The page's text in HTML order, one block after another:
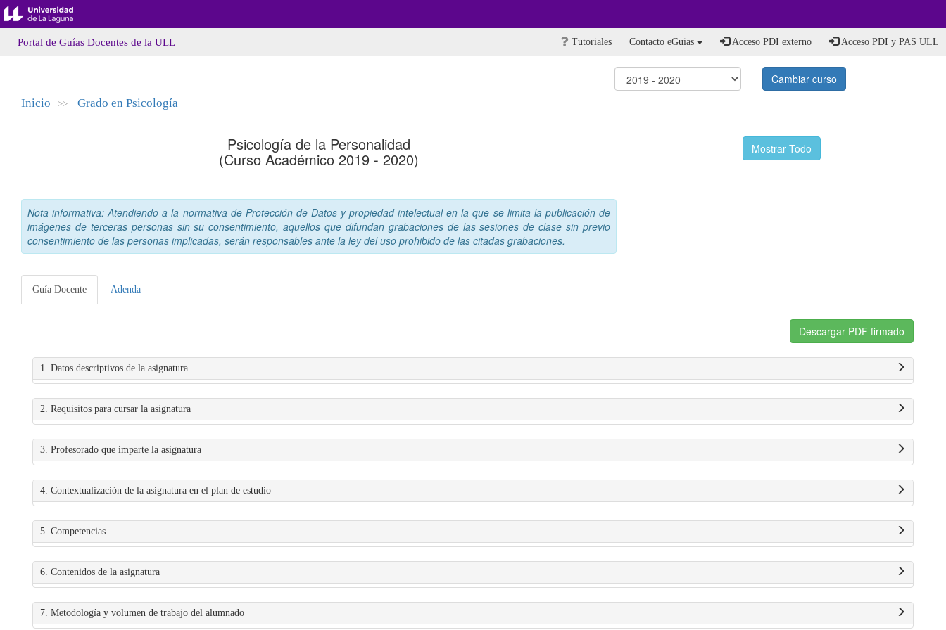
Portal de Guías Docentes de la ULL Tutoriales Contacto eGuias Acceso PDI externo Acceso PDI y PAS ULL
Cambiar curso
Inicio >> Grado en Psicología
Psicología de la Personalidad
(Curso Académico 2019 - 2020)
Mostrar Todo
Nota informativa: Atendiendo a la normativa de Protección de Datos y propiedad intelectual en la que se limita la publicación de
imágenes de terceras personas sin su consentimiento, aquellos que difundan grabaciones de las sesiones de clase sin previo
consentimiento de las personas implicadas, serán responsables ante la ley del uso prohibido de las citadas grabaciones.
Guía Docente Adenda
Descargar PDF firmado
1. Datos descriptivos de la asignatura
2. Requisitos para cursar la asignatura
3. Profesorado que imparte la asignatura
4. Contextualización de la asignatura en el plan de estudio
5. Competencias
6. Contenidos de la asignatura
7. Metodología y volumen de trabajo del alumnado